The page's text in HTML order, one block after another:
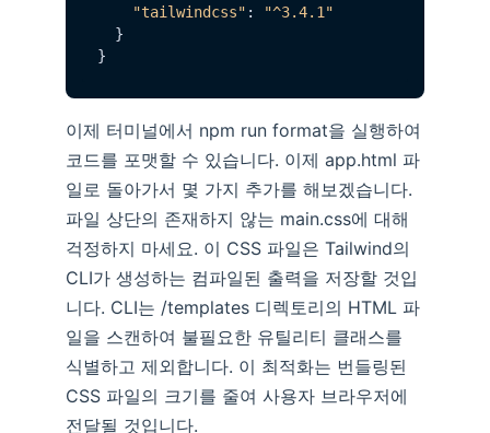
"tailwindcss" :
"^3.4.1"
  }
이제 터미널에서 npm run format을 실행하여
코드를 포맷할 수 있습니다. 이제 app.html 파
일로 돌아가서 몇 가지 추가를 해보겠습니다.
파일 상단의 존재하지 않는 main.css에 대해
걱정하지 마세요. 이 CSS 파일은 Tailwind의
CLI가 생성하는 컴파일된 출력을 저장할 것입
니다. CLI는 /templates 디렉토리의 HTML 파
일을 스캔하여 불필요한 유틸리티 클래스를
식별하고 제외합니다. 이 최적화는 번들링된
CSS 파일의 크기를 줄여 사용자 브라우저에
전달될 것입니다.